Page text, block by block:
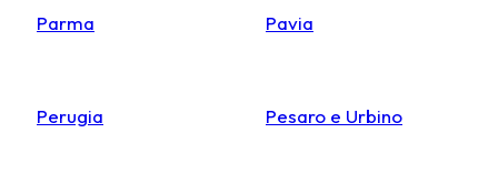
Parma Pavia
Perugia Pesaro e Urbino